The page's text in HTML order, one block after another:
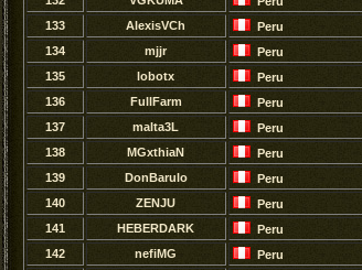
133
AlexisVCh Peru
134
mjjr Peru
135
lobotx Peru
136
FullFarm Peru
137
malta3L Peru
138
MGxthiaN Peru
139
DonBarulo Peru
140
ZENJU Peru
141
HEBERDARK Peru
142
nefiMG Peru